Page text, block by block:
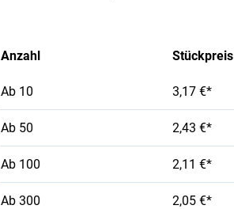
Anzahl Stückpreis
Ab 10 3,17 €*
Ab 50 2,43 €*
Ab 100 2,11 €*
Ab 300 2,05 €*